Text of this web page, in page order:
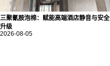
三聚氰胺泡棉：赋能高端酒店静音与安全
升级
2026-08-05